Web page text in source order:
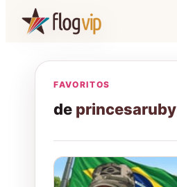
FAVORITOS
de princesaruby